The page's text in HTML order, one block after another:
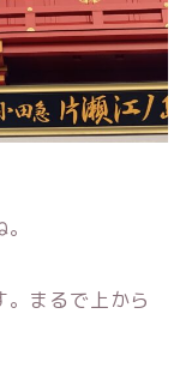
まるで上から